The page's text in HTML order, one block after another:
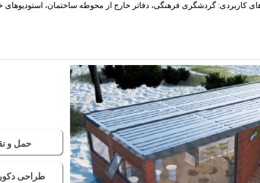
کاربردی: گردشگری فرهنگی، دفاتر خارج از محوطه ساختمان، استودیوهای
حمل و
طراحی